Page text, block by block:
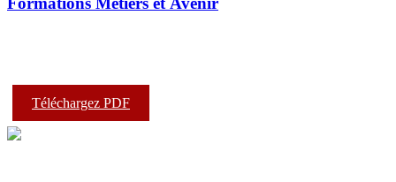
Téléchargez PDF